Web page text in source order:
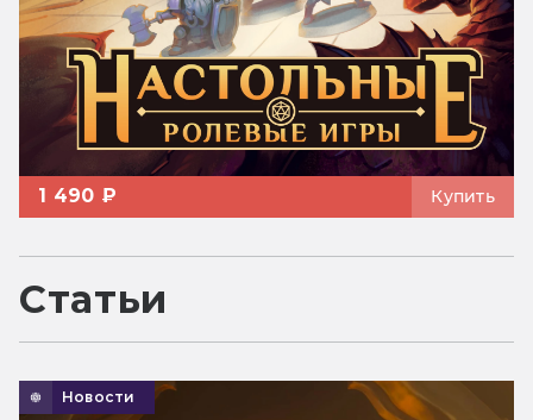
1 490 ₽ Купить
Статьи
Новости